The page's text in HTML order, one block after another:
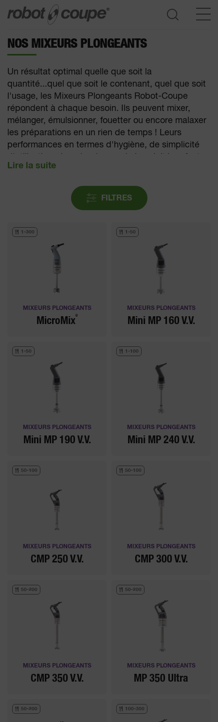
NOS MIXEURS PLONGEANTS
Un résultat optimal quelle que soit la
quantité...quel que soit le contenant, quel que soit
l'usage, les Mixeurs Plongeants Robot-Coupe
répondent à chaque besoin. Ils peuvent mixer,
mélanger, émulsionner, fouetter ou encore malaxer
les préparations en un rien de temps ! Leurs
performances en termes d'hygiène, de simplicité
les meilleurs du marché.
FILTRES
1-300
MIXEURS PLONGEANTS
MicroMix ®
1-50
MIXEURS PLONGEANTS
Mini MP 160 V.V.
1-50
MIXEURS PLONGEANTS
Mini MP 190 V.V.
1-100
MIXEURS PLONGEANTS
Mini MP 240 V.V.
50-100
MIXEURS PLONGEANTS
CMP 250 V.V.
50-100
MIXEURS PLONGEANTS
CMP 300 V.V.
50-200
MIXEURS PLONGEANTS
CMP 350 V.V.
50-200
MIXEURS PLONGEANTS
MP 350 Ultra
50-200 100-300
Accès au guide de sélection